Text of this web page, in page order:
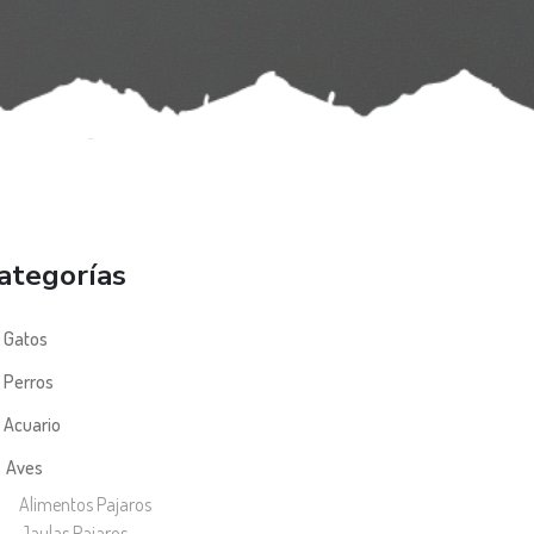
Gatos
Perros
Acuario
Aves
Alimentos Pajaros